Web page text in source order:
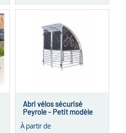
Abri vélos sécurisé
Peyrole - Petit modèle
À partir de